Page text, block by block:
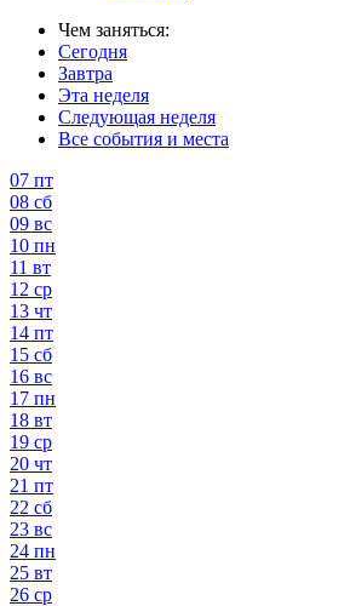
Чем заняться:
Сегодня
Завтра
Эта неделя
Следующая неделя
Все события и места
07 пт
08 сб
09 вс
10 пн
11 вт
12 ср
13 чт
14 пт
15 сб
16 вс
17 пн
18 вт
19 ср
20 чт
21 пт
22 сб
23 вс
24 пн
25 вт
26 ср